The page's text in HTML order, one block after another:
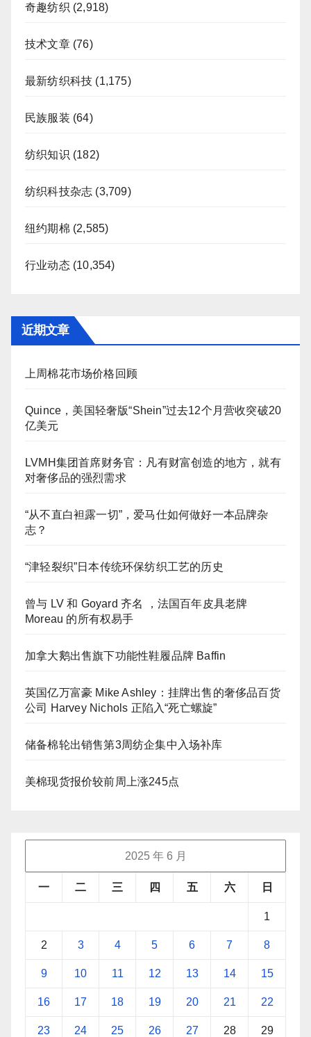
奇趣纺织 (2,918)
技术文章(76)
最新纺织科技 (1,175)
民族服装 (64)
纺织知识 (182)
纺织科技杂志 (3,709)
纽约期棉 (2,585)
行业动态(10,354)
近期文章
上周棉花市场价格回顾
Quince，美国轻奢版“Shein”过去12个月营收突破20
亿美元
LVMH集团首席财务官：凡有财富创造的地方，就有
对奢侈品的强烈需求
“从不直白袒露一切”，爱马仕如何做好一本品牌杂
志？
“津轻裂织”日本传统环保纺织工艺的历史
曾与 LV 和 Goyard 齐名 ，法国百年皮具老牌
Moreau 的所有权易手
加拿大鹅出售旗下功能性鞋履品牌 Baffin
英国亿万富豪 Mike Ashley：挂牌出售的奢侈品百货
公司 Harvey Nichols 正陷入“死亡螺旋”
储备棉轮出销售第3周纺企集中入场补库
美棉现货报价较前周上涨245点
2025 年 6 月
一 二 三 四 五 六 日
1
2 3 4 5 6 7 8
9 10 11 12 13 14 15
16 17 18 19 20 21 22
23 24 25 26 27 28 29